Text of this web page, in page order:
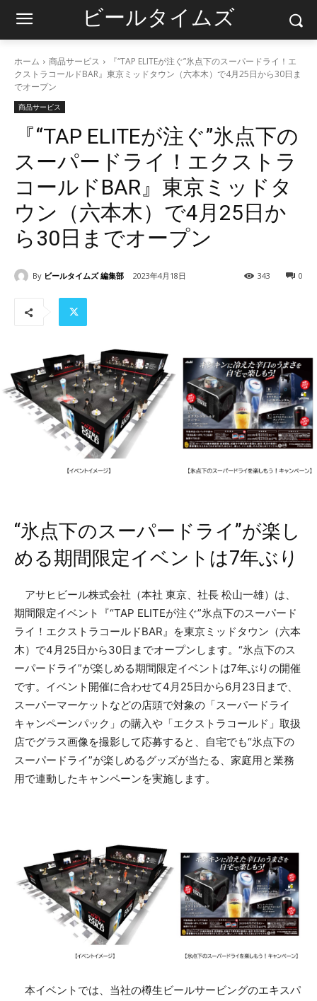
ビールタイムズ
ホーム 商品サービス
『“TAP ELITEが注ぐ”氷点下のスーパードライ！エ
クストラコールドBAR』東京ミッドタウン（六本木）で4月25日から30日ま
でオープン
商品サービス
『“TAP ELITEが注ぐ”氷点下の
スーパードライ！エクストラ
コールドBAR』東京ミッドタ
ウン（六本木）で4月25日か
ら30日までオープン
By ビールタイムズ 編集部 2023年4月18日 0
343
“氷点下のスーパードライ”が楽し
める期間限定イベントは7年ぶり
アサヒビール株式会社（本社 東京、社長 松山一雄）は、
期間限定イベント『“TAP ELITEが注ぐ”氷点下のスーパード
ライ！エクストラコールドBAR』を東京ミッドタウン（六本
木）で4月25日から30日までオープンします。“氷点下のス
ーパードライ”が楽しめる期間限定イベントは7年ぶりの開催
です。イベント開催に合わせて4月25日から6月23日まで、
スーパーマーケットなどの店頭で対象の「スーパードライ
キャンペーンパック」の購入や「エクストラコールド」取扱
店でグラス画像を撮影して応募すると、自宅でも“氷点下の
スーパードライ”が楽しめるグッズが当たる、家庭用と業務
用で連動したキャンペーンを実施します。
本イベントでは、当社の樽生ビールサービングのエキスパ